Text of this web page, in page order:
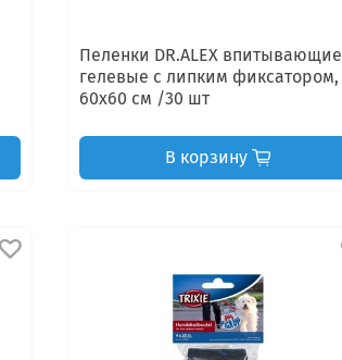
Пеленки DR.ALEX впитывающие
гелевые с липким фиксатором,
60х60 см /30 шт
В корзину